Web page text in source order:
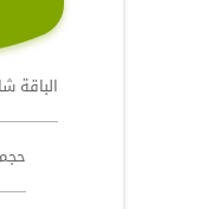
الباقة